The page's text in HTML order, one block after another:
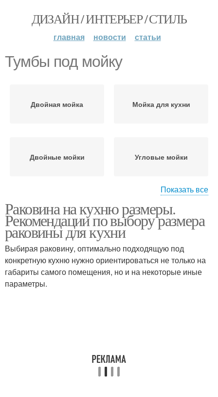
ДИЗАЙН / ИНТЕРЬЕР / СТИЛЬ
главная новости статьи
Тумбы под мойку
Двойная мойка Мойка для кухни
Двойные мойки Угловые мойки
Мойки для кухни Мойка для столешницы
Тумба под мойку Большая мойка
Показать все
Раковина на кухню размеры.
Рекомендации по выбору размера
раковины для кухни
Выбирая раковину, оптимально подходящую под
конкретную кухню нужно ориентироваться не только на
габариты самого помещения, но и на некоторые иные
параметры.